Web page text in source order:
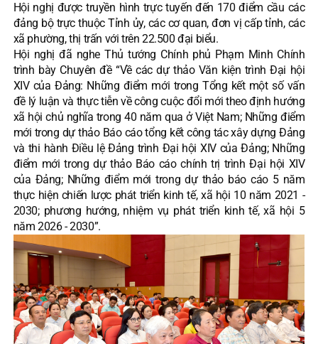
Hội nghị được truyền hình trực tuyến đến 170 điểm cầu các
đảng bộ trực thuộc Tỉnh ủy, các cơ quan, đơn vị cấp tỉnh, các
xã phường, thị trấn với trên 22.500 đại biểu.
Hội nghị đã nghe Thủ tướng Chính phủ Phạm Minh Chính
trình bày Chuyên đề “Về các dự thảo Văn kiện trình Đại hội
XIV của Đảng: Những điểm mới trong Tổng kết một số vấn
đề lý luận và thực tiễn về công cuộc đổi mới theo định hướng
xã hội chủ nghĩa trong 40 năm qua ở Việt Nam; Những điểm
mới trong dự thảo Báo cáo tổng kết công tác xây dựng Đảng
và thi hành Điều lệ Đảng trình Đại hội XIV của Đảng; Những
điểm mới trong dự thảo Báo cáo chính trị trình Đại hội XIV
của Đảng; Những điểm mới trong dự thảo báo cáo 5 năm
thực hiện chiến lược phát triển kinh tế, xã hội 10 năm 2021 -
2030; phương hướng, nhiệm vụ phát triển kinh tế, xã hội 5
năm 2026 - 2030”.